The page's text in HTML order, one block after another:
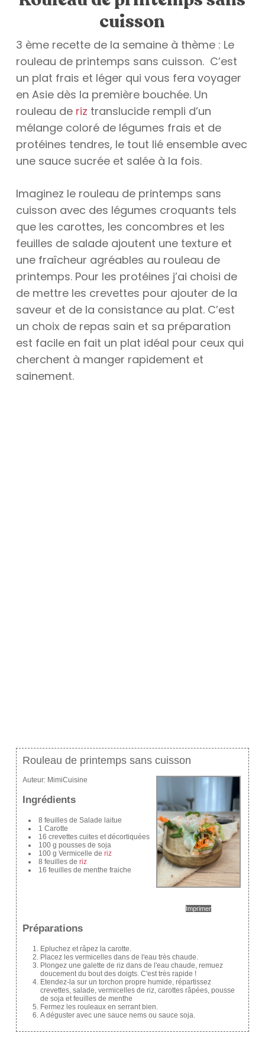
cuisson
3 ème recette de la semaine à thème : Le
rouleau de printemps sans cuisson. C’est
un plat frais et léger qui vous fera voyager
en Asie dès la première bouchée. Un
rouleau de riz translucide rempli d’un
mélange coloré de légumes frais et de
protéines tendres, le tout lié ensemble avec
une sauce sucrée et salée à la fois.
Imaginez le rouleau de printemps sans
cuisson avec des légumes croquants tels
que les carottes, les concombres et les
feuilles de salade ajoutent une texture et
une fraîcheur agréables au rouleau de
printemps. Pour les protéines j’ai choisi de
de mettre les crevettes pour ajouter de la
saveur et de la consistance au plat. C’est
un choix de repas sain et sa préparation
est facile en fait un plat idéal pour ceux qui
cherchent à manger rapidement et
sainement.
Rouleau de printemps sans cuisson
Imprimer
Auteur: MimiCuisine
Ingrédients
8 feuilles de Salade laitue
1 Carotte
16 crevettes cuites et décortiquées
100 g pousses de soja
100 g Vermicelle de riz
8 feuilles de riz
16 feuilles de menthe fraiche
Préparations
Epluchez et râpez la carotte.
Placez les vermicelles dans de l'eau très chaude.
Plongez une galette de riz dans de l'eau chaude, remuez
doucement du bout des doigts. C'est très rapide !
Etendez-la sur un torchon propre humide, répartissez
crevettes, salade, vermicelles de riz, carottes râpées, pousse
de soja et feuilles de menthe
Fermez les rouleaux en serrant bien.
A déguster avec une sauce nems ou sauce soja.